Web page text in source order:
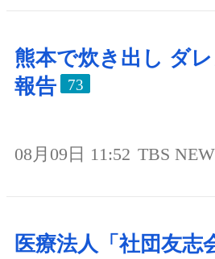
熊本で炊き出し ダ
報告
73
08月09日 11:52 TBS
医療法人「社団友志